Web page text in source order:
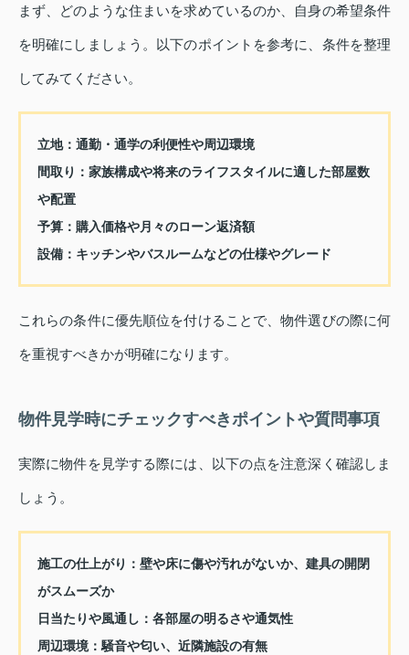
まず、どのような住まいを求めているのか、自身の希望条件
を明確にしましょう。以下のポイントを参考に、条件を整理
してみてください。
立地：通勤・通学の利便性や周辺環境
間取り：家族構成や将来のライフスタイルに適した部屋数
や配置
予算：購入価格や月々のローン返済額
設備：キッチンやバスルームなどの仕様やグレード
これらの条件に優先順位を付けることで、物件選びの際に何
を重視すべきかが明確になります。
物件見学時にチェックすべきポイントや質問事項
実際に物件を見学する際には、以下の点を注意深く確認しま
しょう。
施工の仕上がり：壁や床に傷や汚れがないか、建具の開閉
がスムーズか
日当たりや風通し：各部屋の明るさや通気性
周辺環境：騒音や匂い、近隣施設の有無